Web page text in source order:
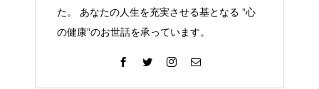
た。 あなたの人生を充実させる基となる ”心
の健康”のお世話を承っています。